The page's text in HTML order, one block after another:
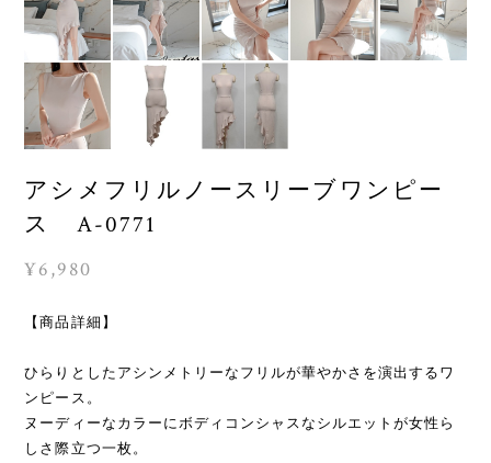
アシメフリルノースリーブワンピー
ス A-0771
¥6,980
【商品詳細】
ひらりとしたアシンメトリーなフリルが華やかさを演出するワ
ンピース。
ヌーディーなカラーにボディコンシャスなシルエットが女性ら
しさ際立つ一枚。